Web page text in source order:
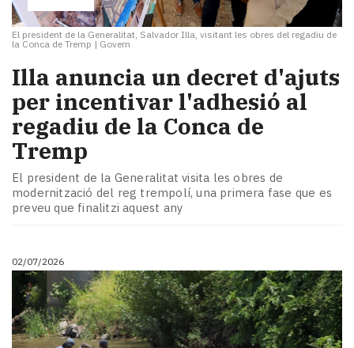
El president de la Generalitat, Salvador Illa, visitant les obres del regadiu de
la Conca de Tremp | Govern
​Illa anuncia un decret d'ajuts
per incentivar l'adhesió al
regadiu de la Conca de
Tremp
El president de la Generalitat visita les obres de
modernització del reg trempolí, una primera fase que es
preveu que finalitzi aquest any
02/07/2026